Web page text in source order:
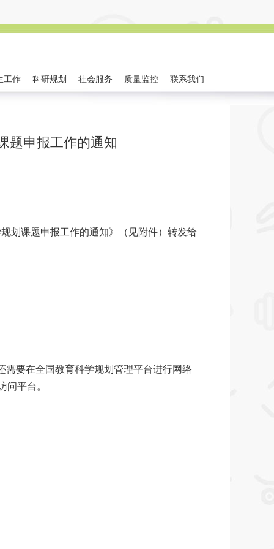
工作 科研规划 社会服务 质量监控 联系我们
申报工作的通知
划课题申报工作的通知》（见附件）转发给
需要在全国教育科学规划管理平台进行网络
平台。